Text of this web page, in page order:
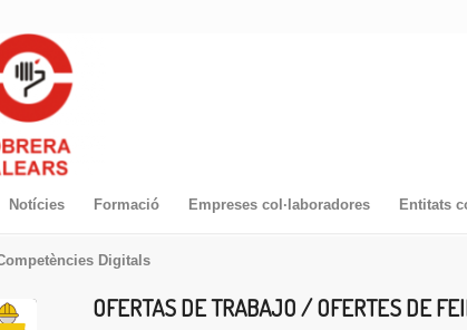
Notícies Formació Empreses col·laboradores Entitats
Digitals
OFERTAS DE TRABAJO / OFERTES DE